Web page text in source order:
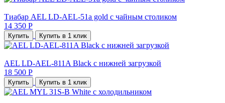
Тиабар AEL LD-AEL-51a gold с чайным столиком
14 350 Р
Купить Купить в 1 клик
AEL LD-AEL-811A Black с нижней загрузкой
18 500 Р
Купить Купить в 1 клик